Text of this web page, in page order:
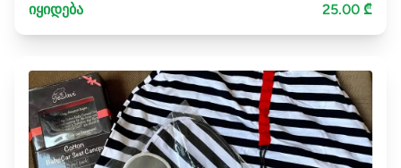
იყიდება 25.00 ₾